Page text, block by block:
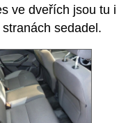
ve dveřích jsou tu i
sedadel.